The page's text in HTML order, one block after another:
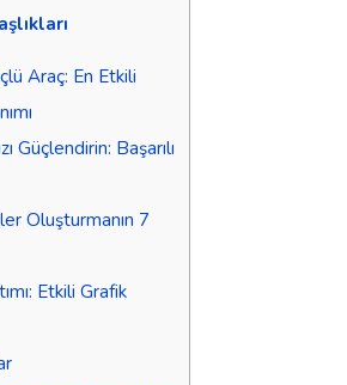
Araç: En Etkili
Güçlendirin: Başarılı
Oluşturmanın 7
Etkili Grafik